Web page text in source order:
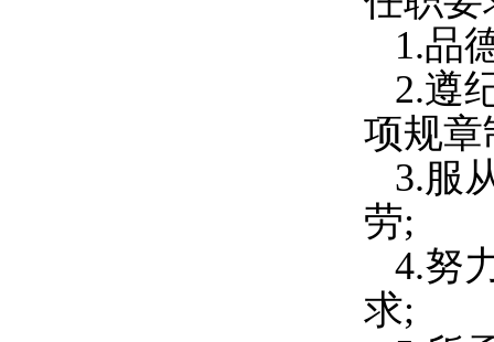
1.品
2.遵
项规章
3.服
劳;
4.努
求;